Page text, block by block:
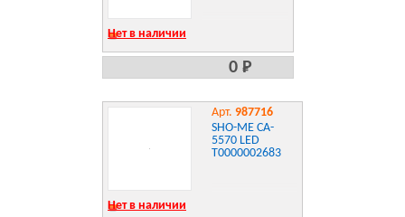
Нет в наличии
0 Р
Арт. 987716
SHO-ME CA-
5570 LED
Т0000002683
Нет в наличии